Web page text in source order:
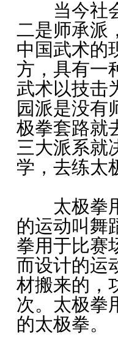
当今社会
二是师承派
中国武术的
方，具有一
武术以技击
园派是没有
极拳套路就
三大派系就
学，去练太
太极拳用
的运动叫舞
拳用于比赛
而设计的运
材搬来的，
次。太极拳
的太极拳。